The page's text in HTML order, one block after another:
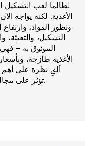
لطالما لعب التشكيل
الأغذية. لكنه يواجه
وتطور المواد،
التشكيل، والتعبئة،
الموثوق به –
الأغذية طازجة،
ألقِ نظرة على أهم
تؤثر على مجال تعبئة، وتغليف، وتوزيع الأغذية.